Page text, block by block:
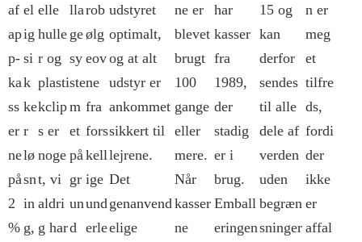
af
ap
p-
ka
ss
er
ne
på
2
%
el
ig
si
k
ke
r
lø
sn
in
g,
elle
hulle
r og
plasti
kclip
s er
noge
t, vi
aldri
g har
lla
ge
sy
ste
m
et
på
gr
un
d
rob
ølg
eov
ne
fra
fors
kell
ige
und
erle
udstyret
optimalt,
og at alt
udstyr er
ankommet
sikkert til
lejrene.
Det
genanvend
elige
ne er
blevet
brugt
100
gange
eller
mere.
Når
kasser
ne
har
kasser
fra
1989,
der
stadig
er i
brug.
Emball
eringen
15 og
kan
derfor
sendes
til alle
dele af
verden
uden
begræn
sninger
n er
meg
et
tilfre
ds,
fordi
der
ikke
er
affal